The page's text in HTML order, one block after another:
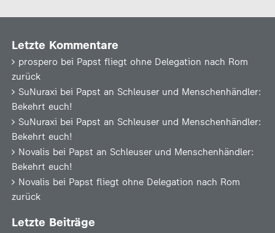
Letzte Kommentare
prospero bei Papst fliegt ohne Delegation nach Rom
zurück
SuNuraxi bei Papst an Schleuser und Menschenhändler:
Bekehrt euch!
SuNuraxi bei Papst an Schleuser und Menschenhändler:
Bekehrt euch!
Novalis bei Papst an Schleuser und Menschenhändler:
Bekehrt euch!
Novalis bei Papst fliegt ohne Delegation nach Rom
zurück
Letzte Beiträge